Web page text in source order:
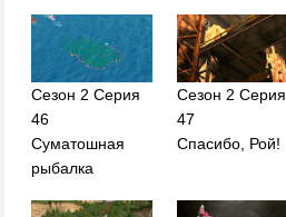
Сезон 2 Серия
46
Суматошная
рыбалка
Сезон 2 Серия
47
Спасибо, Рой!